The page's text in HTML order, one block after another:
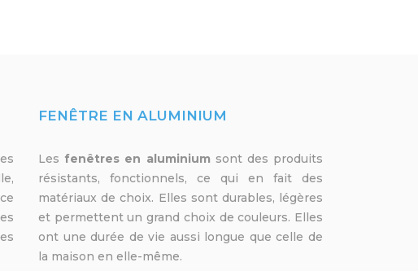
FENÊTRE EN ALUMINIUM
Les fenêtres en aluminium sont des produits
résistants, fonctionnels, ce qui en fait des
matériaux de choix. Elles sont durables, légères
et permettent un grand choix de couleurs. Elles
ont une durée de vie aussi longue que celle de
la maison en elle-même.